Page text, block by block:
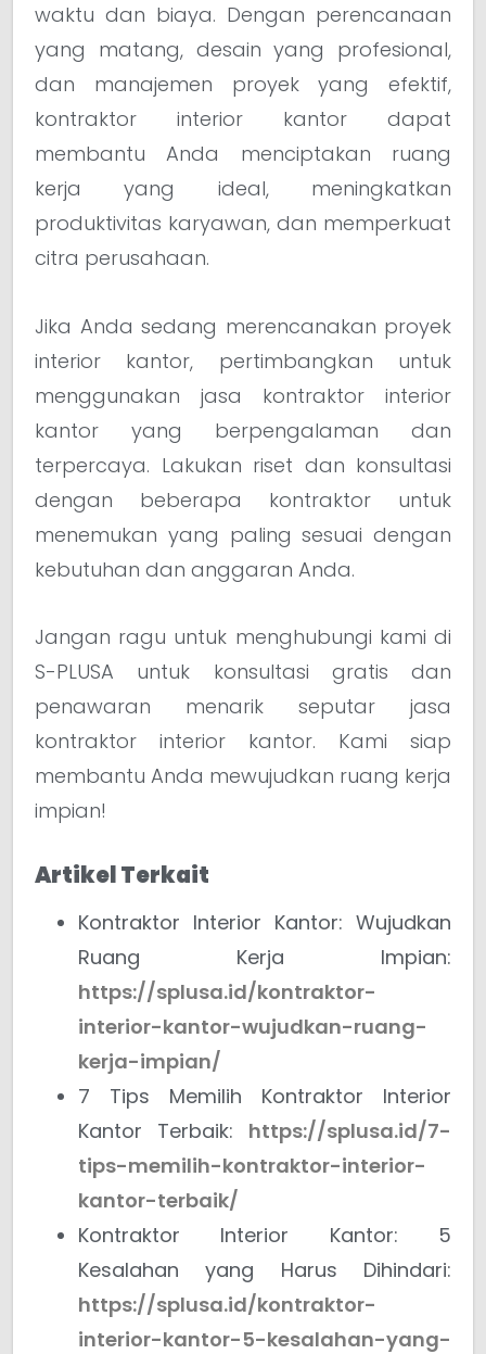
waktu dan biaya. Dengan perencanaan
yang matang, desain yang profesional,
dan manajemen proyek yang efektif,
kontraktor interior kantor dapat
membantu Anda menciptakan ruang
kerja yang ideal, meningkatkan
produktivitas karyawan, dan memperkuat
citra perusahaan.
Jika Anda sedang merencanakan proyek
interior kantor, pertimbangkan untuk
menggunakan jasa kontraktor interior
kantor yang berpengalaman dan
terpercaya. Lakukan riset dan konsultasi
dengan beberapa kontraktor untuk
menemukan yang paling sesuai dengan
kebutuhan dan anggaran Anda.
Jangan ragu untuk menghubungi kami di
S-PLUSA untuk konsultasi gratis dan
penawaran menarik seputar jasa
kontraktor interior kantor. Kami siap
membantu Anda mewujudkan ruang kerja
impian!
Artikel Terkait
Kontraktor Interior Kantor: Wujudkan
Ruang Kerja Impian:
https://splusa.id/kontraktor-
interior-kantor-wujudkan-ruang-
kerja-impian/
7 Tips Memilih Kontraktor Interior
Kantor Terbaik:
https://splusa.id/7-
tips-memilih-kontraktor-interior-
kantor-terbaik/
Kontraktor Interior Kantor: 5
Kesalahan yang Harus Dihindari:
https://splusa.id/kontraktor-
interior-kantor-5-kesalahan-yang-